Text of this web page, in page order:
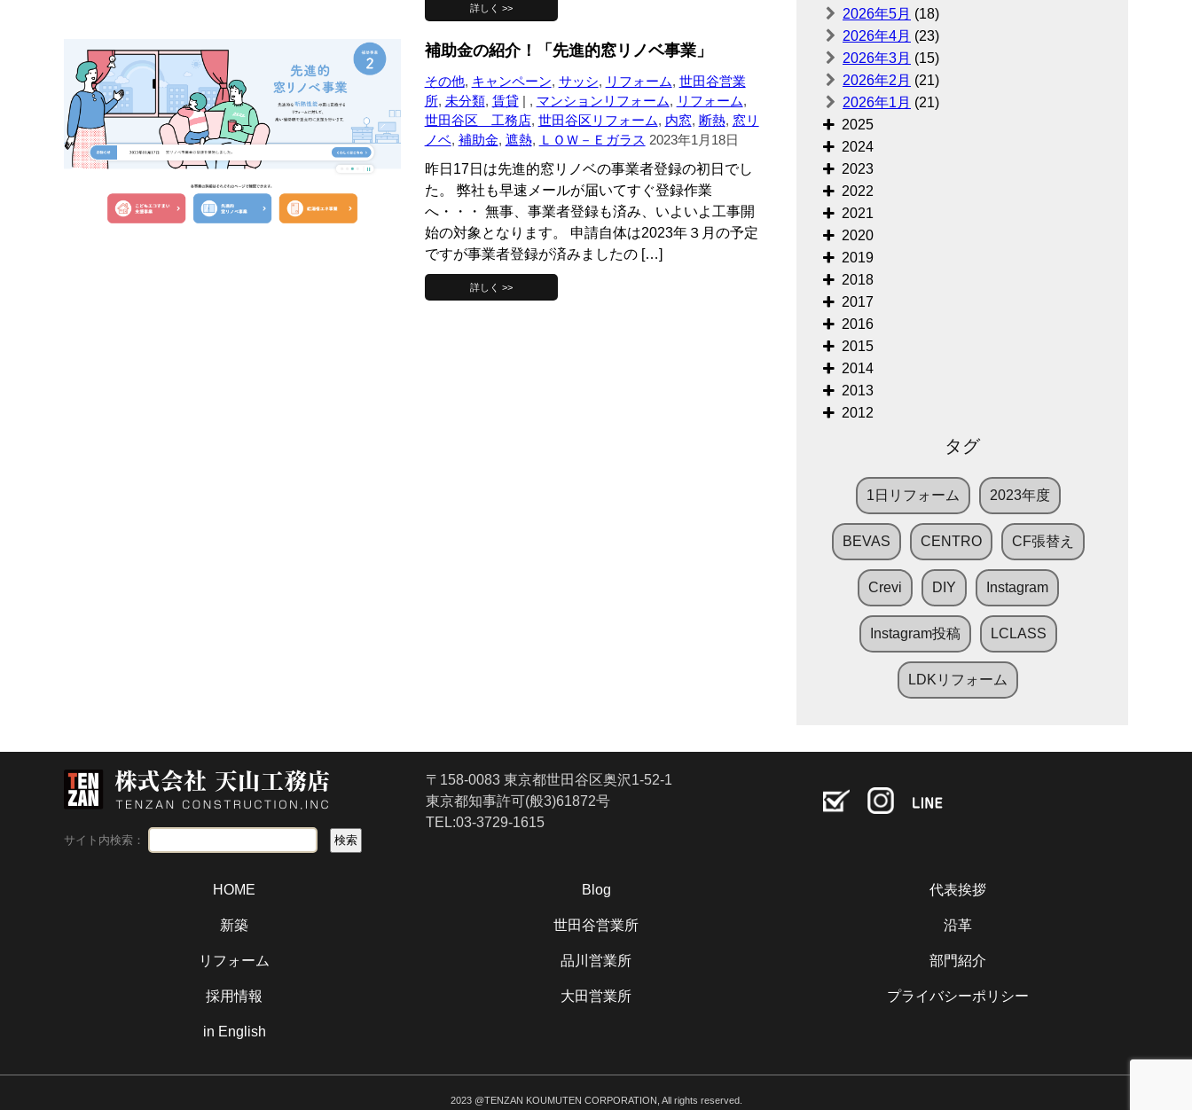
詳しく >>
補助金の紹介！「先進的窓リノベ事業」
その他, キャンペーン, サッシ, リフォーム, 世田谷営業
所, 未分類, 賃貸| , マンションリフォーム, リフォーム,
世田谷区 工務店, 世田谷区リフォーム, 内窓, 断熱, 窓リ
ノベ, 補助金, 遮熱, ＬＯＷ－Ｅガラス 2023年1月18日
昨日17日は先進的窓リノベの事業者登録の初日でし
た。 弊社も早速メールが届いてすぐ登録作業
へ・・・ 無事、事業者登録も済み、いよいよ工事開
始の対象となります。 申請自体は2023年３月の予定
ですが事業者登録が済みましたの […]
詳しく >>
2026年5月 (18)
2026年4月 (23)
2026年3月 (15)
2026年2月 (21)
2026年1月 (21)
2025
2024
2023
2022
2021
2020
2019
2018
2017
2016
2015
2014
2013
2012
タグ
1日リフォーム 2023年度
BEVAS CENTRO CF張替え
Crevi DIY Instagram
Instagram投稿 LCLASS
LDKリフォーム
サイト内検索：
〒158-0083 東京都世田谷区奥沢1-52-1
東京都知事許可(般3)61872号
TEL:03-3729-1615
HOME
新築
リフォーム
採用情報
in English
Blog
世田谷営業所
品川営業所
大田営業所
代表挨拶
沿革
部門紹介
プライバシーポリシー
2023 @TENZAN KOUMUTEN CORPORATION, All rights reserved.